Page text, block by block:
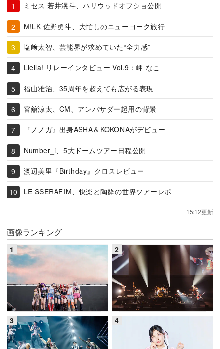
ミセス 若井滉斗、ハリウッドオフショ公開
M!LK 佐野勇斗、大忙しのニューヨーク旅行
塩﨑太智、芸能界が求めていた“全力感”
Liella! リレーインタビュー Vol.9：岬 なこ
福山雅治、35周年を超えても広がる表現
宮舘涼太、CM、アンバサダー起用の背景
『ノノガ』出身ASHA＆KOKONAがデビュー
Number_i、5大ドームツアー日程公開
渡辺美里『Birthday』クロスレビュー
LE SSERAFIM、快楽と陶酔の世界ツアーレポ
15:12更新
画像ランキング